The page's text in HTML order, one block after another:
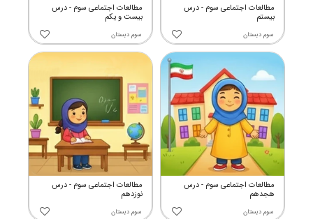
مطالعات اجتماعی سوم - درس
بیست و یکم
سوم دبستان
مطالعات اجتماعی سوم - درس
بیستم
سوم دبستان
مطالعات اجتماعی سوم - درس
نوزدهم
سوم دبستان
مطالعات اجتماعی سوم - درس
هجدهم
سوم دبستان